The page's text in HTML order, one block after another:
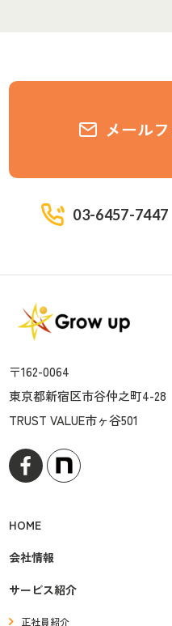
メール
03-6457-7447
〒162-0064
東京都新宿区市谷仲之町4-28
TRUST VALUE市ヶ谷501
HOME
サービス紹介
正社員紹介
会社情報